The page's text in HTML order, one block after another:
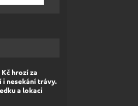
hrozí za
i nesekání trávy.
a lokaci